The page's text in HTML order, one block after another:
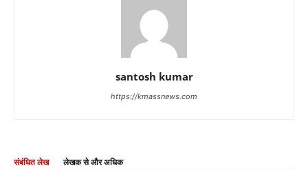
santosh kumar
https://kmassnews.com
संबंधित लेख लेखक से और अधिक